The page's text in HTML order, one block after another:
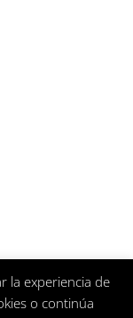
la experiencia de
o continúa